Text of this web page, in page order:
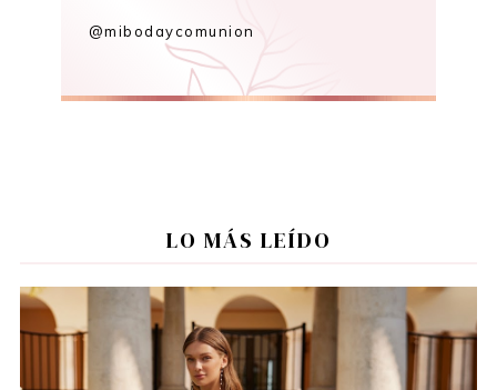
@mibodaycomunion
LO MÁS LEÍDO